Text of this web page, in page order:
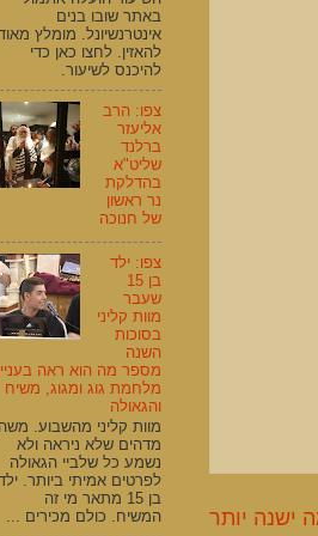
ישנה יותר
באתר שובו בנים
אינטרנשיונל. מומלץ
להאזין. לחצו כאן כדי
להיכנס לשיעור.
צפו: הרב
אליעזר
ברלנד
שליט"א
בהדלקת
נר ראשון
של חנוכה
צפו: ילד
בן 15
שעבר
מוות קליני
בסוכות
השנה
מספר מה הוא ראה
מלחמת גוג ומגוג, משיח
והגאולה
מוות קליני מהשבוע.
מדהים שלא ניראה ולא
נשמע כל שלביי הגאולה
לפרטים אמיתי ביותר.
בן 15 מתאר מי זה
המשיח. כולם מכירים ...